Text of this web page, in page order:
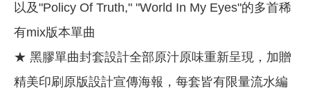
以及"Policy Of Truth," "World In My Eyes"的多首稀
有mix版本單曲
★ 黑膠單曲封套設計全部原汁原味重新呈現，加贈
精美印刷原版設計宣傳海報，每套皆有限量流水編